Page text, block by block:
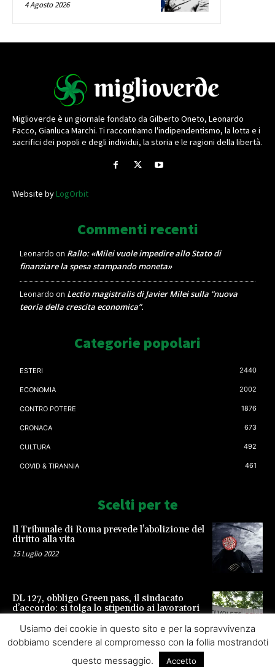
4 Agosto 2026
Miglioverde è un giornale fondato da Gilberto Oneto, Leonardo
Facco, Gianluca Marchi. Ti raccontiamo l'indipendentismo, la lotta e i
sacrifici dei popoli e degli individui, la storia e le ragioni della libertà.
Website byLogOrbit
Commenti recenti
Leonardo on Rallo: «Milei vuole impedire allo Stato di
finanziare la spesa stampando moneta»
Leonardo on Lectio magistralis di Javier Milei sulla “nuova
teoria della crescita economica”.
Categorie popolari
ESTERI 2440
ECONOMIA 2002
CONTRO POTERE 1876
CRONACA 673
CULTURA 492
COVID & TIRANNIA 461
Scelti per te
Il Tribunale di Roma prevede l’abolizione del
diritto alla vita
15 Luglio 2022
DL 127, obbligo Green pass, il sindacato
d’accordo: si tolga lo stipendio ai lavoratori
Usiamo dei cookie in questo sito e per la sopravvivenza
dobbiamo scendere al compromesso con la follia mostrandoti
questo messaggio.
Accetto